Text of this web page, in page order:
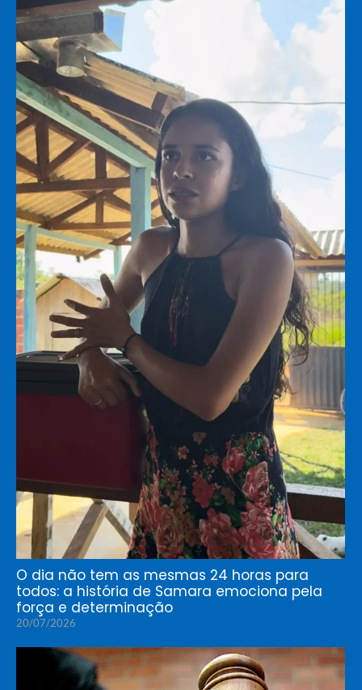
O dia não tem as mesmas 24 horas para
todos: a história de Samara emociona pela
força e determinação
20/07/2026